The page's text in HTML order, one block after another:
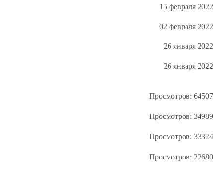
15 февраля 2022
02 февраля 2022
26 января 2022
26 января 2022
Просмотров: 64507
Просмотров: 34989
Просмотров: 33324
Просмотров: 22680